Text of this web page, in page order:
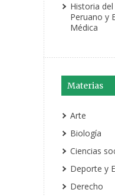
Historia
Peruano y
Médica
Materias
Arte
Biología
Ciencias
Deporte y
Derecho